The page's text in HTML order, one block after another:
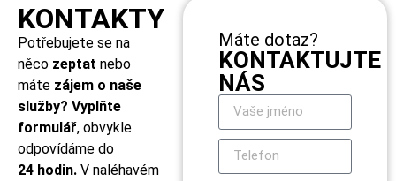
KONTAKTY
Potřebujete se na
něco zeptat nebo
máte zájem o naše
služby? Vyplňte
formulář, obvykle
odpovídáme do
24 hodin. V naléhavém
Máte dotaz?
KONTAKTUJTE
NÁS